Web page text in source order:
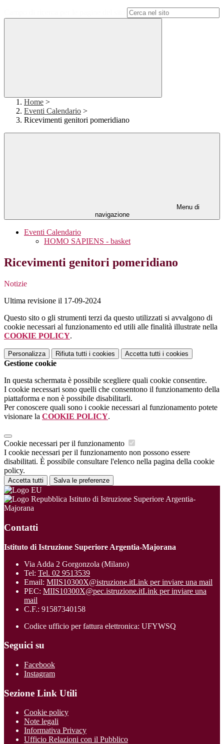
Home >
Eventi Calendario >
Ricevimenti genitori pomeridiano
Menu di
navigazione
Eventi Calendario
HOMO SAPIENS - basket
Ricevimenti genitori pomeridiano
Notizie
Ultima revisione il 17-09-2024
Questo sito o gli strumenti terzi da questo utilizzati si avvalgono di
cookie necessari al funzionamento ed utili alle finalità illustrate nella
COOKIE POLICY.
Personalizza Rifiuta tutti i cookies Accetta tutti i cookies
Gestione cookie
In questa schermata è possibile scegliere quali cookie consentire.
I cookie necessari sono quelli che consentono il funzionamento della
piattaforma e non è possibile disabilitarli.
Per conoscere quali sono i cookie necessari al funzionamento potete
visionare la COOKIE POLICY.
Cookie necessari per il funzionamento
I cookie necessari per il funzionamento non possono essere
disabilitati. È possibile consultare l'elenco nella pagina della cookie
policy.
Accetta tutti Salva le preferenze
Istituto di Istruzione Superiore Argentia-
Majorana
Contatti
Istituto di Istruzione Superiore Argentia-Majorana
Via Adda 2 Gorgonzola (Milano)
Tel: Tel. 02 9513539
Email: MIIS10300X@istruzione.itLink per inviare una mail
PEC: MIIS10300X@pec.istruzione.itLink per inviare una
mail
C.F.: 91587340158
Codice ufficio per fattura elettronica: UFYWSQ
Seguici su
Facebook
Instagram
Sezione Link Utili
Cookie policy
Note legali
Informativa Privacy
Ufficio Relazioni con il Pubblico